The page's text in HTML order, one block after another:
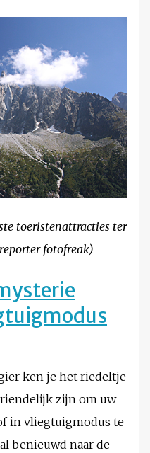
toeristenattracties ter
fotofreak)
ken je het riedeltje
zijn om uw
in vliegtuigmodus te
benieuwd naar de